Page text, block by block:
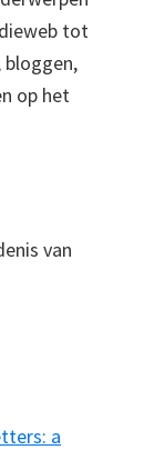
tot
bloggen,
op het
van
a